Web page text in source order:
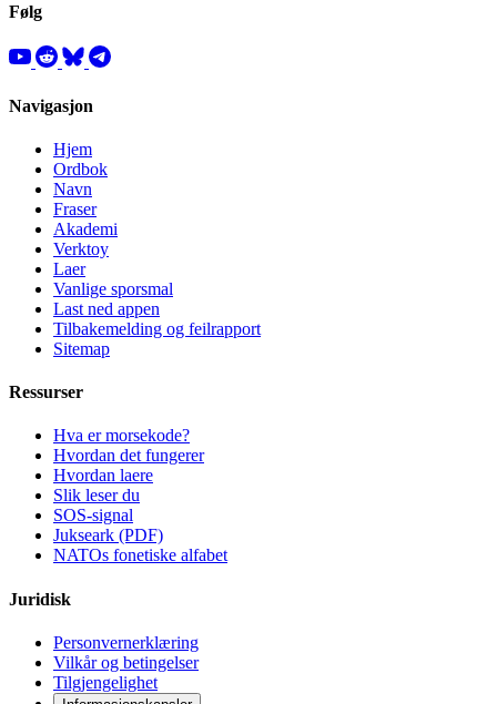
Følg
Navigasjon
Hjem
Ordbok
Navn
Fraser
Akademi
Verktoy
Laer
Vanlige sporsmal
Last ned appen
Tilbakemelding og feilrapport
Sitemap
Ressurser
Hva er morsekode?
Hvordan det fungerer
Hvordan laere
Slik leser du
SOS-signal
Jukseark (PDF)
NATOs fonetiske alfabet
Juridisk
Personvernerklæring
Vilkår og betingelser
Tilgjengelighet